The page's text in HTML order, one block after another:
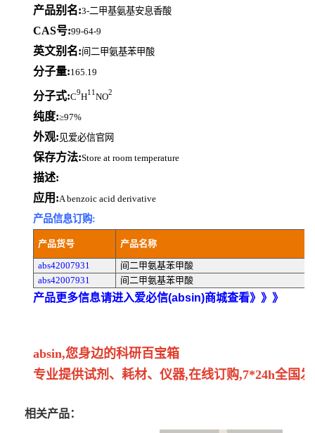
产品别名:3-二甲基氨基安息香酸
CAS号:99-64-9
英文别名:间二甲氨基苯甲酸
分子量:165.19
分子式:C9H11NO2
纯度:≥97%
外观: 见爱必信官网
保存方法:Store at room temperature
描述:
应用:A benzoic acid derivative
产品信息订购:
产品货号 产品名称
abs42007931
间二甲氨基苯甲酸
abs42007931
间二甲氨基苯甲酸
产品更多信息请进入爱必信(absin)商城查看》》》
absin,您身边的科研百宝箱
专业提供试剂、耗材、仪器,在线订购,7*24h全国
相关产品：